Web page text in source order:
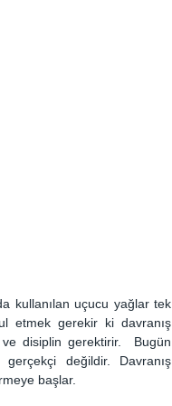
kullanılan uçucu yağlar tek
etmek gerekir ki davranış
disiplin gerektirir.  Bugün
değildir. Davranış
başlar.